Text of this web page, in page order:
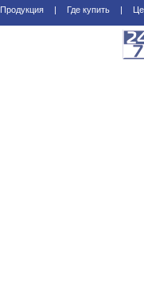
Продукция | Где купить |